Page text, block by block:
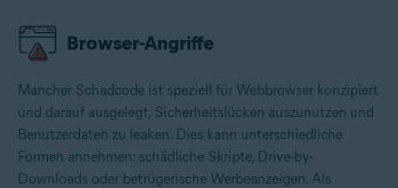
Browser-Angriffe
Mancher Schadcode ist speziell für Webbrowser konzipiert
und darauf ausgelegt, Sicherheitslücken auszunutzen und
Benutzerdaten zu leaken. Dies kann unterschiedliche
Formen annehmen: schädliche Skripte, Drive-by-
Downloads oder betrügerische Werbeanzeigen. Als